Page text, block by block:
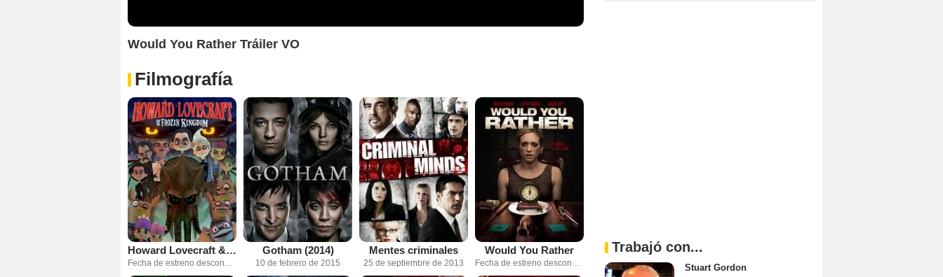
Would You Rather Tráiler VO
Filmografía
Howard Lovecraft & the Frozen Kingdom Gotham (2014)
10 de febrero de 2015
Mentes criminales
25 de septiembre de 2013
Would You Rather Trabajó con...
Stuart Gordon